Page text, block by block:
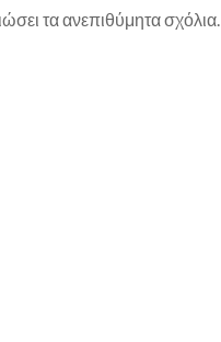
τα ανεπιθύμητα σχόλια.